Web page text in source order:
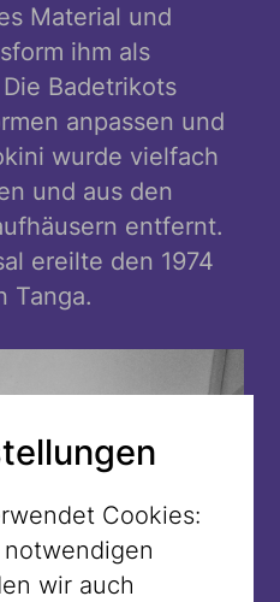
Material und
ihm als
Badetrikots
anpassen und
wurde vielfach
und aus den
entfernt.
ereilte den 1974
Tanga.
Cookies:
wir auch